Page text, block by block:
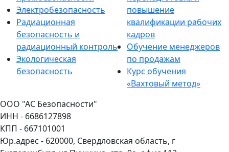
Электробезопасность
Радиационная
безопасность и
радиационный контроль
Экологическая
безопасность
повышение
квалификации рабочих
кадров
Обучение менеджеров
по продажам
Курс обучения
«Вахтовый метод»
ООО "АС Безопасности"
ИНН - 6686127898
КПП - 667101001
Юр.адрес - 620000, Свердловская область, г